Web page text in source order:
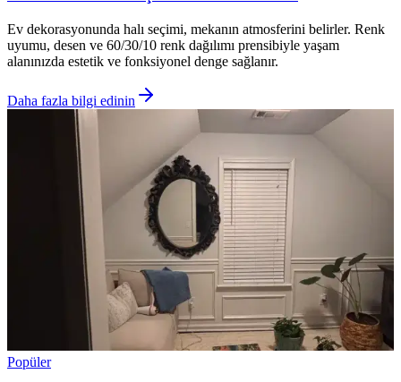
Ev dekorasyonunda halı seçimi, mekanın atmosferini belirler. Renk
uyumu, desen ve 60/30/10 renk dağılımı prensibiyle yaşam
alanınızda estetik ve fonksiyonel denge sağlanır.
Daha fazla bilgi edinin
Popüler